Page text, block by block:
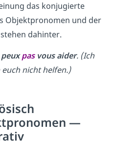
das konjugierte
Objektpronomen und der
dahinter.
peuxpasvous aider. (Ich
euch nicht helfen.)
—